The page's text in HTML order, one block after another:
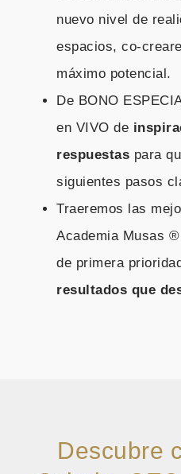
nuevo nivel de
espacios, co-
máximo potencial.
De BONO
en VIVO de
respuestas para
siguientes pasos
Traeremos las
Academia Musas
de primera
resultados que
Descubre